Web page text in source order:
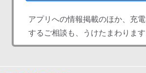
アプリへの情報掲載のほか、充
するご相談も、うけたまわります